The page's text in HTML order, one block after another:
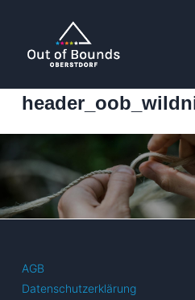
AGB
Datenschutzerklärung